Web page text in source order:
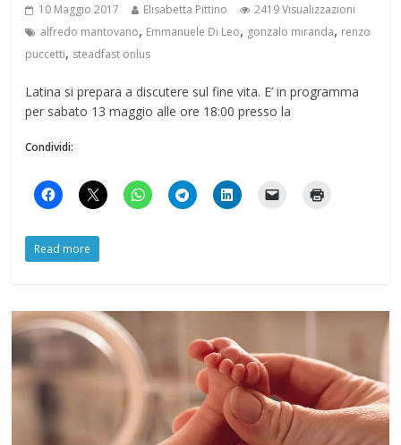
10 Maggio 2017 Elisabetta Pittino
2419 Visualizzazioni
alfredo mantovano, Emmanuele Di Leo, gonzalo miranda, renzo
puccetti, steadfast onlus
Latina si prepara a discutere sul fine vita. E’ in programma
per sabato 13 maggio alle ore 18:00 presso la
Condividi:
Read more